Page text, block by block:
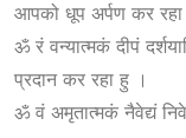
आपको धूप अर्पण कर रहा
ॐ रं वन्यात्मकं दीपं
प्रदान कर रहा हु ।
ॐ वं अमृतात्मकं नैवेद्यं